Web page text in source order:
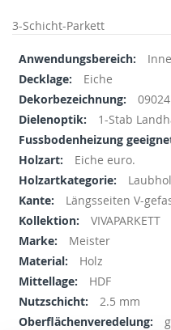
3-Schicht-Parkett
Mehr
InformationenEiche
09024
1-Stab
Eiche euro.
Längsseiten V-
VIVAPARKETT
Meister
Holz
HDF
2.5 mm